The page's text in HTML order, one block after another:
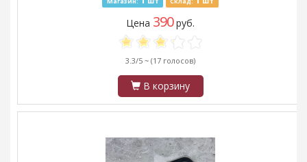
Цена 390руб.
3.3/5 ~ (17 голосов)
В корзину